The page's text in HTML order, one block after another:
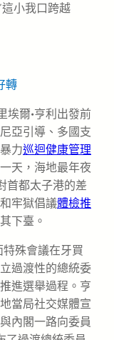
小我口跨越
轉
埃爾·亨利出發前
亞引導、多國支
力巡迴健康管理
天，海地最年夜
首都太子港的差
牢獄倡議體檢推
下臺。
特殊會議在牙買
過渡性的總統委
進選舉過程。亨
當局社交媒體宣
內閣一路向委員